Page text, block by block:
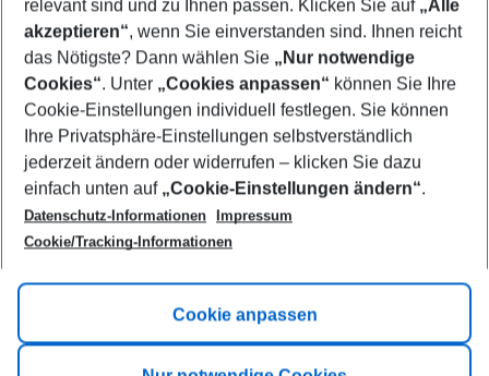
Show more filter
Footer
Footer navigation
Title A
Link A
relevant sind und zu Ihnen passen. Klicken Sie auf „Alle
akzeptieren“, wenn Sie einverstanden sind. Ihnen reicht
das Nötigste? Dann wählen Sie „Nur notwendige
Cookies“. Unter „Cookies anpassen“ können Sie Ihre
Cookie-Einstellungen individuell festlegen. Sie können
Ihre Privatsphäre-Einstellungen selbstverständlich
jederzeit ändern oder widerrufen – klicken Sie dazu
einfach unten auf „Cookie-Einstellungen ändern“.
Datenschutz-Informationen
Impressum
Cookie/Tracking-Informationen
Cookie anpassen